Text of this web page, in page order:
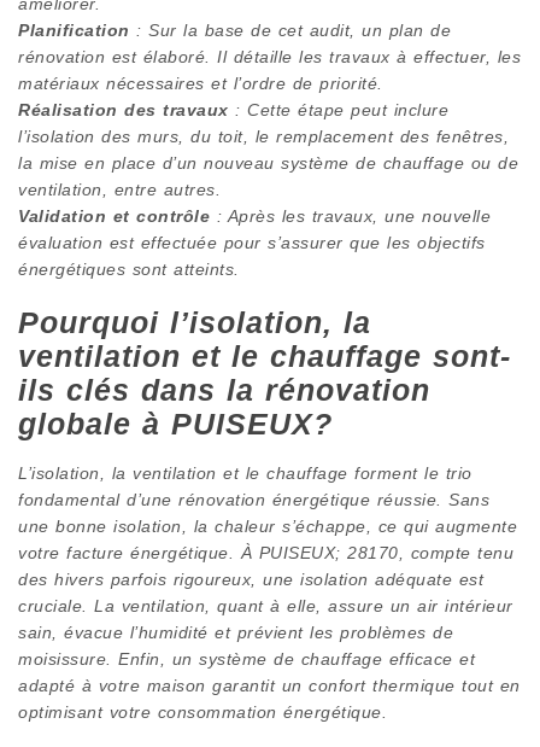
Planification : Sur la base de cet audit, un plan de
rénovation est élaboré. Il détaille les travaux à effectuer, les
matériaux nécessaires et l’ordre de priorité.
Réalisation des travaux : Cette étape peut inclure
l’isolation des murs, du toit, le remplacement des fenêtres,
la mise en place d’un nouveau système de chauffage ou de
ventilation, entre autres.
Validation et contrôle : Après les travaux, une nouvelle
évaluation est effectuée pour s’assurer que les objectifs
énergétiques sont atteints.
Pourquoi l’isolation, la
ventilation et le chauffage sont-
ils clés dans la rénovation
globale à PUISEUX?
L’isolation, la ventilation et le chauffage forment le trio
fondamental d’une rénovation énergétique réussie. Sans
une bonne isolation, la chaleur s’échappe, ce qui augmente
votre facture énergétique. À PUISEUX; 28170, compte tenu
des hivers parfois rigoureux, une isolation adéquate est
cruciale. La ventilation, quant à elle, assure un air intérieur
sain, évacue l’humidité et prévient les problèmes de
moisissure. Enfin, un système de chauffage efficace et
adapté à votre maison garantit un confort thermique tout en
optimisant votre consommation énergétique.